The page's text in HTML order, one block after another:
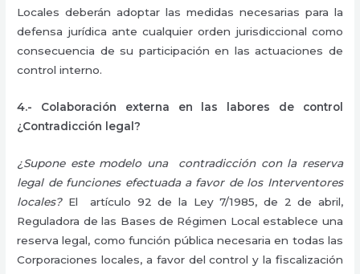
Locales deberán adoptar las medidas necesarias para la
defensa jurídica ante cualquier orden jurisdiccional como
consecuencia de su participación en las actuaciones de
control interno.
4.- Colaboración externa en las labores de control
¿Contradicción legal?
¿Supone este modelo una contradicción con la reserva
legal de funciones efectuada a favor de los Interventores
locales? El artículo 92 de la Ley 7/1985, de 2 de abril,
Reguladora de las Bases de Régimen Local establece una
reserva legal, como función pública necesaria en todas las
Corporaciones locales, a favor del control y la fiscalización